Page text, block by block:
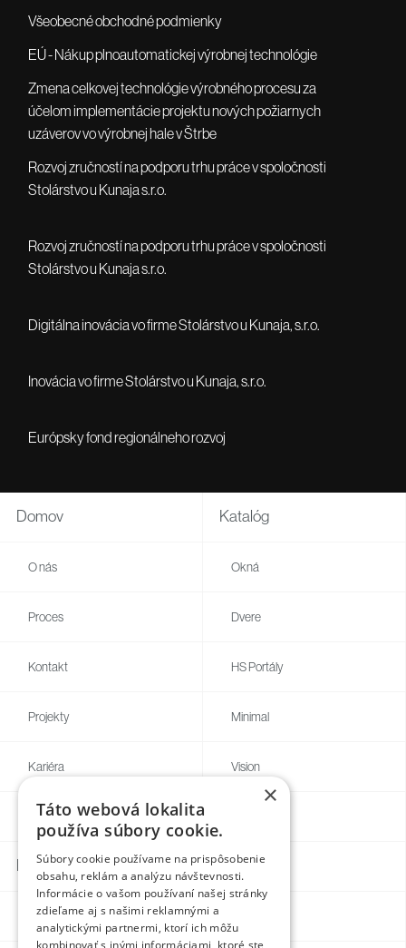
Všeobecné obchodné podmienky
EÚ - Nákup plnoautomatickej výrobnej technológie
Zmena celkovej technológie výrobného procesu za
účelom implementácie projektu nových požiarnych
uzáverov vo výrobnej hale v Štrbe
Rozvoj zručností na podporu trhu práce v spoločnosti
Stolárstvo u Kunaja s.r.o.
Rozvoj zručností na podporu trhu práce v spoločnosti
Stolárstvo u Kunaja s.r.o.
Digitálna inovácia vo firme Stolárstvo u Kunaja, s.r.o.
Inovácia vo firme Stolárstvo u Kunaja, s.r.o.
Európsky fond regionálneho rozvoj
Domov
O nás
Proces
Kontakt
Projekty
Kariéra
Blog
Katalóg
Okná
Dvere
HS Portály
Minimal
Vision
Kontakty
Facebook
×
Táto webová lokalita
používa súbory cookie.
Súbory cookie používame na prispôsobenie
obsahu, reklám a analýzu návštevnosti.
Informácie o vašom používaní našej stránky
zdieľame aj s našimi reklamnými a
analytickými partnermi, ktorí ich môžu
kombinovať s inými informáciami, ktoré ste